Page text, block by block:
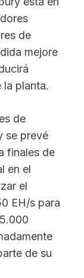
de
mejore
la planta.
de
se prevé
finales de
en el
el
EH/s para
de su